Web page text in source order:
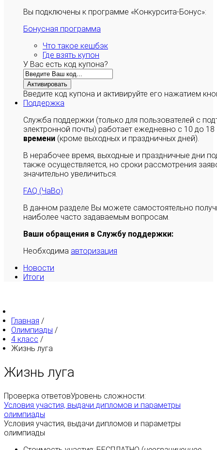
Вы подключены к программе «Конкурсита-Бонус»:
Бонусная программа
Что такое кешбэк
Где взять купон
У Вас есть код купона?
Активировать
Введите код купона и активируйте его нажатием
Поддержка
Служба поддержки (только для пользователей с
электронной почты) работает ежедневно с 10 до
времени (кроме выходных и праздничных дней).
В нерабочее время, выходные и праздничные дни
также осуществляется, но сроки рассмотрения
значительно увеличиться.
FAQ (ЧаВо)
В данном разделе Вы можете самостоятельно
наиболее часто задаваемым вопросам.
Ваши обращения в Службу поддержки:
Необходима авторизация
Новости
Итоги
Главная /
Олимпиады /
4 класс /
Жизнь луга
Жизнь луга
Проверка ответовУровень сложности:
Условия участия, выдачи дипломов и параметры
олимпиады
Условия участия, выдачи дипломов и параметры
олимпиады